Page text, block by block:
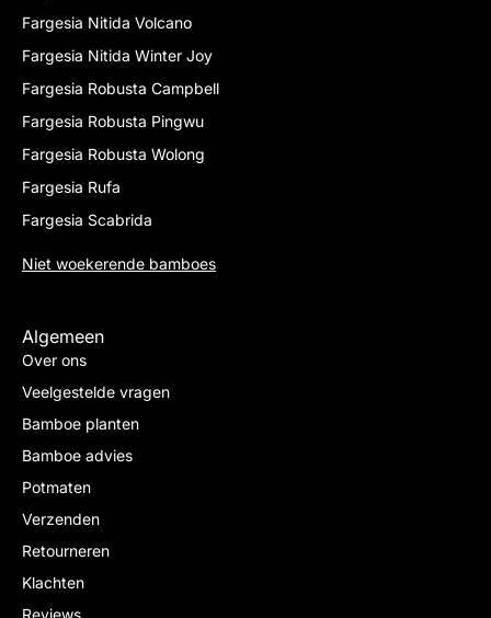
Fargesia Nitida Volcano
Fargesia Nitida Winter Joy
Fargesia Robusta Campbell
Fargesia Robusta Pingwu
Fargesia Robusta Wolong
Fargesia Rufa
Fargesia Scabrida
Niet woekerende bamboes
Algemeen
Over ons
Veelgestelde vragen
Bamboe planten
Bamboe advies
Potmaten
Verzenden
Retourneren
Klachten
Reviews